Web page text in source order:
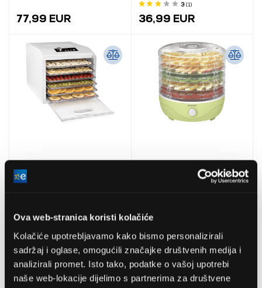
Ova web-stranica koristi kolačiće
Kolačiće upotrebljavamo kako bismo personalizirali
sadržaj i oglase, omogućili značajke društvenih medija i
analizirali promet. Isto tako, podatke o vašoj upotrebi
naše web-lokacije dijelimo s partnerima za društvene
77,99 EUR
3(1)
36,99 EUR
Dehidrator hrane, 6 sita,
174,99 EUR
Dehidrator hrane, 5 sita,
38,99 EUR